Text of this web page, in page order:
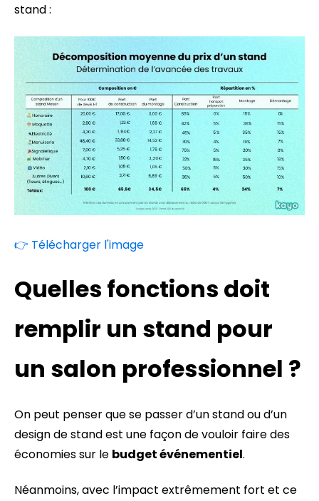
stand :
👉 Télécharger l'image
Quelles fonctions doit
remplir un stand pour
un salon professionnel ?
On peut penser que se passer d’un stand ou d’un
design de stand est une façon de vouloir faire des
économies sur le budget événementiel.
Néanmoins, avec l’impact extrêmement fort et ce